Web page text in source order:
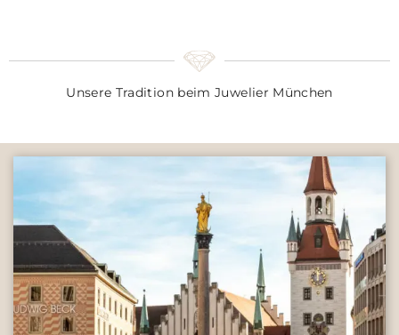
Unsere Tradition beim Juwelier München